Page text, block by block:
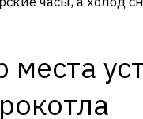
места